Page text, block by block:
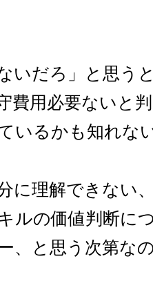
いだろ」と思う
費用必要ないと
いるかも知れな
に理解できない
ルの価値判断に
、と思う次第な